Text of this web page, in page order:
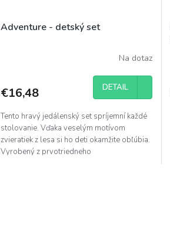
Adventure - detský set
Na dotaz
€16,48 DETAIL
Tento hravý jedálenský set spríjemní každé
stolovanie. Vďaka veselým motívom
zvieratiek z lesa si ho deti okamžite obľúbia.
Vyrobený z prvotriedneho